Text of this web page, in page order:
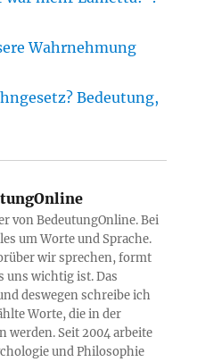
Wahrnehmung
Bedeutung,
von BedeutungOnline. Bei
um Worte und Sprache.
wir sprechen, formt
uns wichtig ist. Das
deswegen schreibe ich
Worte, die in der
werden. Seit 2004 arbeite
und Philosophie